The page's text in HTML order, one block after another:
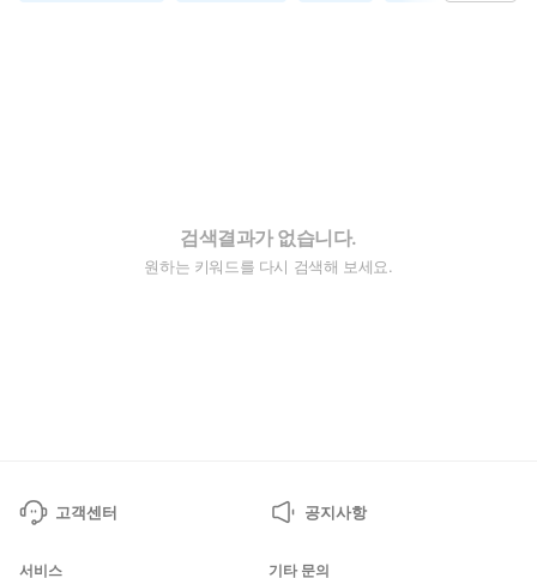
검색결과가 없습니다.
원하는 키워드를 다시 검색해 보세요.
고객센터 공지사항
서비스 기타 문의